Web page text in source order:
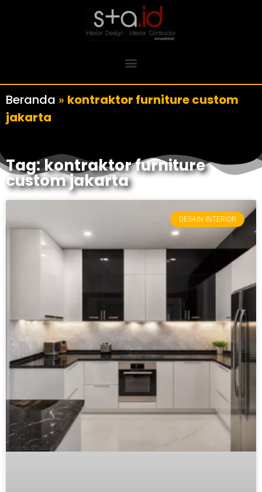
Beranda » kontraktor furniture custom
jakarta
Tag: kontraktor furniture
custom jakarta
DESAIN INTERIOR